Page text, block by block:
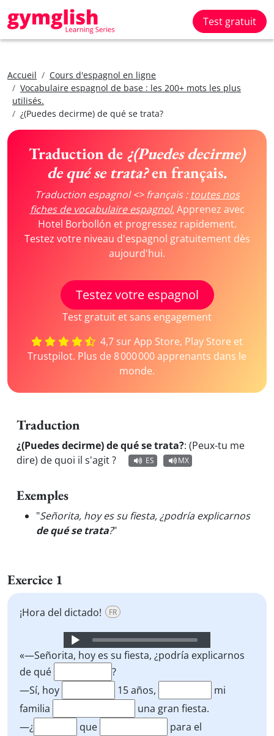
Test gratuit
Accueil
Cours d'espagnol en ligne
Vocabulaire espagnol de base : les 200+ mots les plus
utilisés.
¿(Puedes decirme) de qué se trata?
Traduction de ¿(Puedes decirme)
de qué se trata?en français.
Traduction espagnol <> français : toutes nos
fiches de vocabulaire espagnol.Apprenez avec
Hotel Borbollón et progressez rapidement.
Testez votre niveau d'espagnol gratuitement dès
aujourd'hui.
Testez votre espagnol
Test gratuit et sans engagement
4,7 sur App Store, Play Store et
Trustpilot. Plus de 8 000 000 apprenants dans le
monde.
Traduction
¿(Puedes decirme) de qué se trata?: (Peux-tu me
dire) de quoi il s'agit ?
ES MX
Exemples
"Señorita, hoy es su fiesta, ¿podría explicarnos
de qué se trata?"
Exercice 1
¡Hora del dictado! FR
Audio
Player
«—Señorita, hoy es su fiesta, ¿podría explicarnos
de qué
?
—Sí, hoy
15 años,
mi
familia
una gran fiesta.
—¿
que
para el